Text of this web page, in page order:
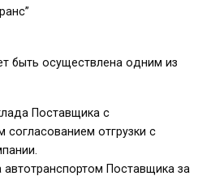
быть осуществлена одним из
Поставщика с
согласованием отгрузки с
автотранспортом Поставщика за